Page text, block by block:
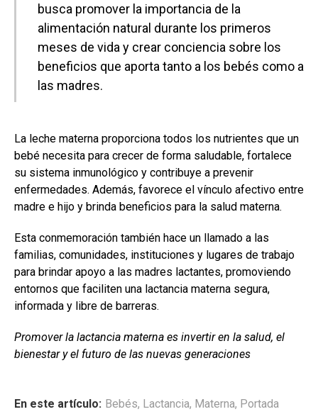
busca promover la importancia de la
alimentación natural durante los primeros
meses de vida y crear conciencia sobre los
beneficios que aporta tanto a los bebés como a
las madres.
La leche materna proporciona todos los nutrientes que un
bebé necesita para crecer de forma saludable, fortalece
su sistema inmunológico y contribuye a prevenir
enfermedades. Además, favorece el vínculo afectivo entre
madre e hijo y brinda beneficios para la salud materna.
Esta conmemoración también hace un llamado a las
familias, comunidades, instituciones y lugares de trabajo
para brindar apoyo a las madres lactantes, promoviendo
entornos que faciliten una lactancia materna segura,
informada y libre de barreras.
Promover la lactancia materna es invertir en la salud, el
bienestar y el futuro de las nuevas generaciones
En este artículo: Bebés, Lactancia, Materna, Portada